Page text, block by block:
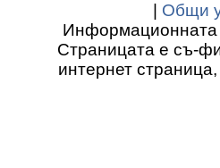
Общи
Информационната
Страницата е съ-
интернет